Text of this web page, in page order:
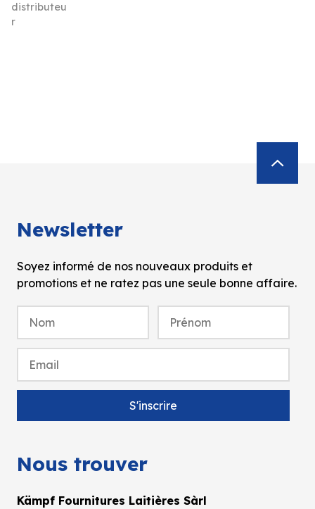
distributeu
r
Newsletter
Soyez informé de nos nouveaux produits et
promotions et ne ratez pas une seule bonne affaire.
Nous trouver
Kämpf Fournitures Laitières Sàrl